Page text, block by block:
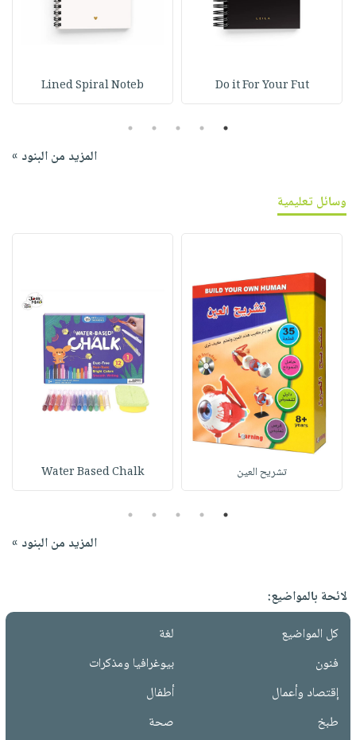
Do it For Your Fut
Lined Spiral Noteb
1
2
3
4
5
المزيد من البنود »
وسائل تعليمية
تشريح العين Water Based Chalk
1
2
3
4
5
المزيد من البنود »
لائحة بالمواضيع:
كل المواضيع
لغة
فنون
بيوغرافيا ومذكرات
إقتصاد وأعمال
أطفال
طبخ
صحة